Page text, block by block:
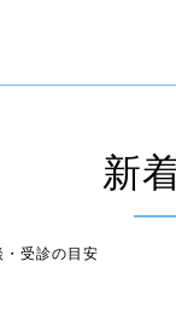
染症予防対策の強化
新
受診の目安